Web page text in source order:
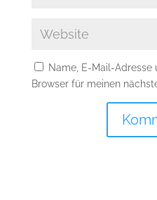
Name, E-Mail-Adresse
Browser für meinen